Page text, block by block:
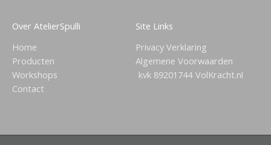
Over AtelierSpulli
Home
Producten
Workshops
Contact
Site Links
Privacy Verklaring
Algemene Voorwaarden
kvk 89201744 VolKracht.nl